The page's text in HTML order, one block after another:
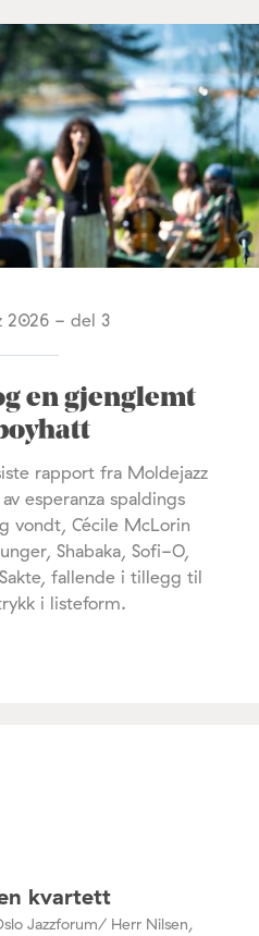
2026 - del 3
en gjenglemt
rapport fra Moldejazz
esperanza spaldings
vondt, Cécile McLorin
Shabaka, Sofi-O,
fallende i tillegg til
i listeform.
kvartett
Jazzforum/ Herr Nilsen,